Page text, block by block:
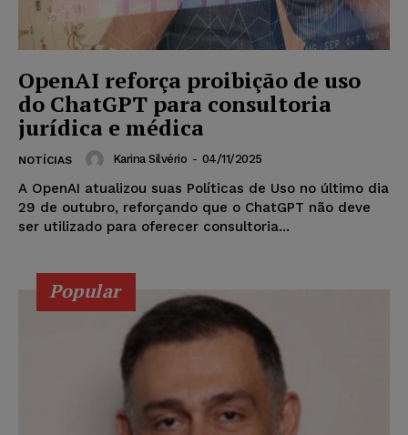
OpenAI reforça proibição de uso
do ChatGPT para consultoria
jurídica e médica
NOTÍCIAS Karina Silvério - 04/11/2025
A OpenAI atualizou suas Políticas de Uso no último dia
29 de outubro, reforçando que o ChatGPT não deve
ser utilizado para oferecer consultoria...
Popular